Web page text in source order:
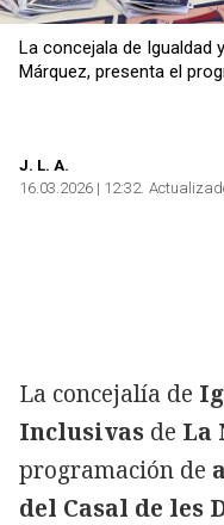
La concejala de Igualdad
Márquez, presenta el
J. L. A.
16.03.2026 | 12:32
La concejalía de
Inclusivas de La
programación de
del Casal de les